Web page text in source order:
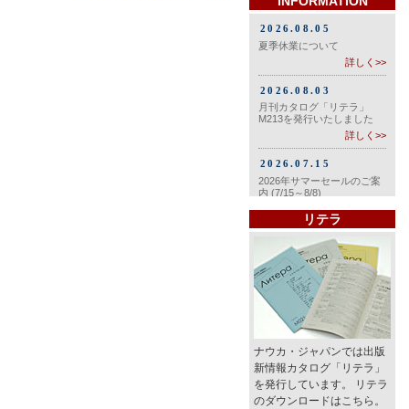
リテラ
ナウカ・ジャパンでは出版
新情報カタログ「リテラ」
を発行しています。 リテラ
のダウンロードはこちら。